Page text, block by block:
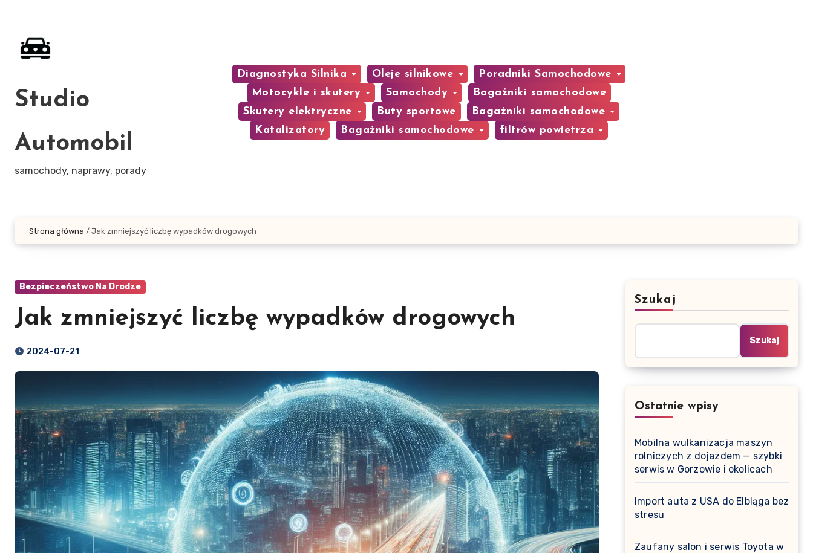
content
Studio
Automobil
samochody, naprawy, porady
Diagnostyka Silnika Oleje silnikowe
Poradniki Samochodowe
Motocykle i skutery
Samochody
Bagażniki samochodowe
Skutery elektryczne
Buty sportowe
Bagażniki samochodowe
Katalizatory
Bagażniki samochodowe filtrów powietrza
Strona główna / Jak zmniejszyć liczbę wypadków drogowych
Bezpieczeństwo Na Drodze
Jak zmniejszyć liczbę wypadków drogowych
2024-07-21
Szukaj
Szukaj
Ostatnie wpisy
Mobilna wulkanizacja maszyn
rolniczych z dojazdem — szybki
serwis w Gorzowie i okolicach
Import auta z USA do Elbląga bez
stresu
Zaufany salon i serwis Toyota w